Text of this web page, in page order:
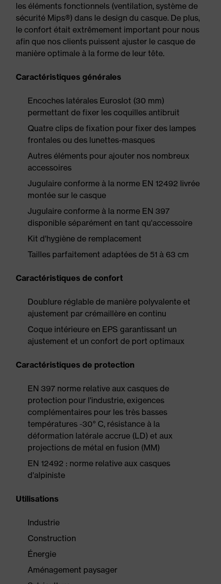
les éléments fonctionnels (ventilation, système de
sécurité Mips®) dans le design du casque. De plus,
le confort était extrêmement important pour nous
afin que nos clients puissent ajuster le casque de
manière optimale à la forme de leur tête.
Caractéristiques générales
Encoches latérales Euroslot (30 mm)
permettant de fixer les coquilles antibruit
Quatre clips de fixation pour fixer des lampes
frontales ou des lunettes-masques
Autres éléments pour ajouter nos nombreux
accessoires
Jugulaire conforme à la norme EN 12492 livrée
montée sur le casque
Jugulaire conforme à la norme EN 397
disponible séparément en tant qu'accessoire
Kit d'hygiène de remplacement
Tailles parfaitement adaptées de 51 à 63 cm
Caractéristiques de confort
Doublure réglable de manière polyvalente et
ajustement par crémaillère en continu
Coque intérieure en EPS garantissant un
ajustement et un confort de port optimaux
Caractéristiques de protection
EN 397 norme relative aux casques de
protection pour l'industrie, exigences
complémentaires pour les très basses
températures -30° C, résistance à la
déformation latérale accrue (LD) et aux
projections de métal en fusion (MM)
EN 12492 : norme relative aux casques
d'alpiniste
Utilisations
Industrie
Construction
Énergie
Aménagement paysager